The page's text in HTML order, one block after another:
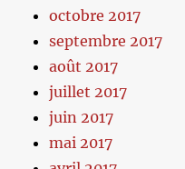
octobre 2017
septembre 2017
août 2017
juillet 2017
juin 2017
mai 2017